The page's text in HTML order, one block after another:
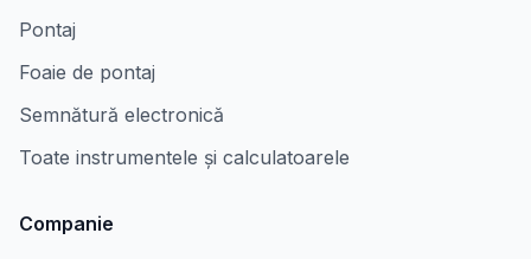
Pontaj
Foaie de pontaj
Semnătură electronică
Toate instrumentele și calculatoarele
Companie